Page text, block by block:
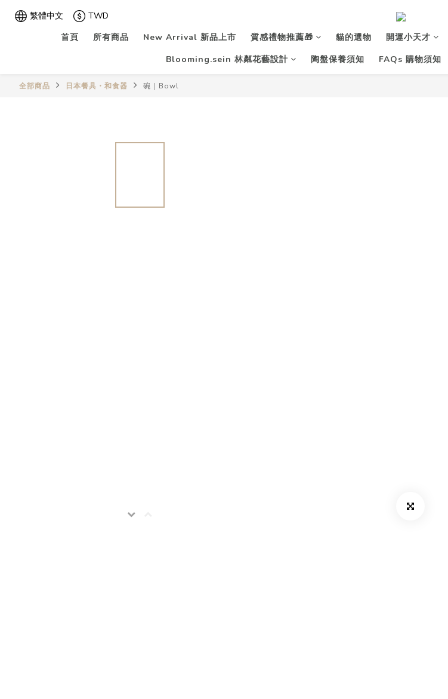
繁體中文 TWD
首頁
所有商品 New Arrival 新品上市 質感禮物推薦🎁 貓的選物 開運小天才
Blooming.sein 林粼花藝設計
陶盤保養須知 FAQs 購物須知
全部商品 日本餐具・和食器 碗｜Bowl